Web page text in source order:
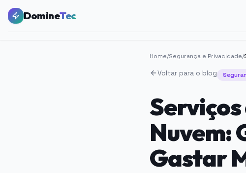
DomineTec
Home/Segurança e Privacidade/
Voltar para o blog
Nuvem:
Gastar